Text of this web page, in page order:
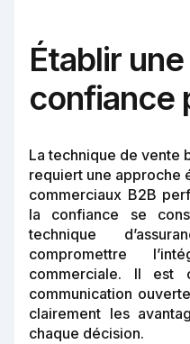
Établir
confiance
La technique de vente
requiert une approche
commerciaux B2B
la confiance se
technique
compromettre
commerciale. Il est
communication
clairement les
chaque décision.